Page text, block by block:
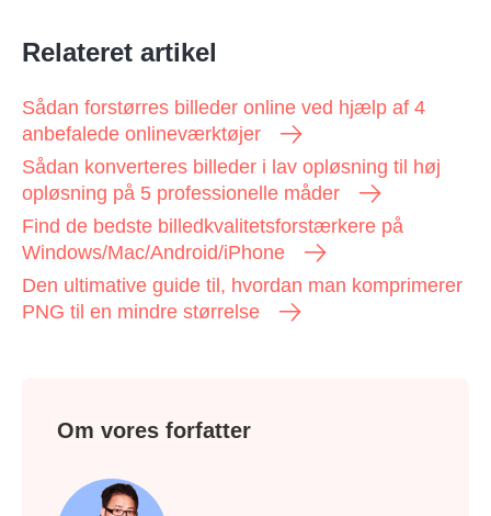
Relateret artikel
Sådan forstørres billeder online ved hjælp af 4
anbefalede onlineværktøjer
Sådan konverteres billeder i lav opløsning til høj
opløsning på 5 professionelle måder
Find de bedste billedkvalitetsforstærkere på
Windows/Mac/Android/iPhone
Den ultimative guide til, hvordan man komprimerer
PNG til en mindre størrelse
Om vores forfatter